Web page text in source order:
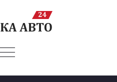
ПОКАЗАТЬ/